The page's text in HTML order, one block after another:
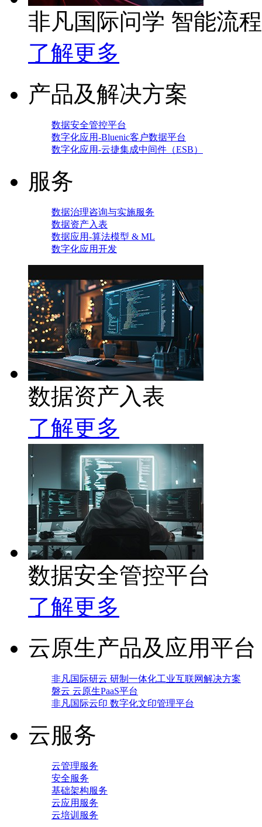
非凡国际问学 智能流
了解更多
产品及解决方案
数据安全管控平台
数字化应用-Bluenic客户数据平台
数字化应用-云捷集成中间件（ESB）
服务
数据治理咨询与实施服务
数据资产入表
数据应用-算法模型 & ML
数字化应用开发
数据资产入表
了解更多
数据安全管控平台
了解更多
云原生产品及应用平台
非凡国际研云 研制一体化工业互联网解决方案
磐云 云原生PaaS平台
非凡国际云印 数字化文印管理平台
云服务
云管理服务
安全服务
基础架构服务
云应用服务
云培训服务